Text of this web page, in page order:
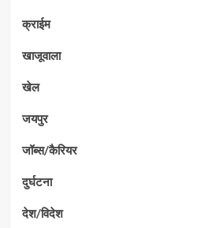
क्राईम
खाजूवाला
खेल
जयपुर
जॉब्स/कैरियर
दुर्घटना
देश/विदेश